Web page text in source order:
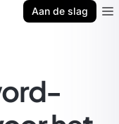
Aan de slag